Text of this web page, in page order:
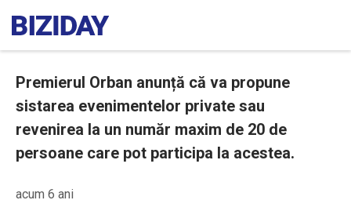
Premierul Orban anunță că va propune
sistarea evenimentelor private sau
revenirea la un număr maxim de 20 de
persoane care pot participa la acestea.
acum 6 ani